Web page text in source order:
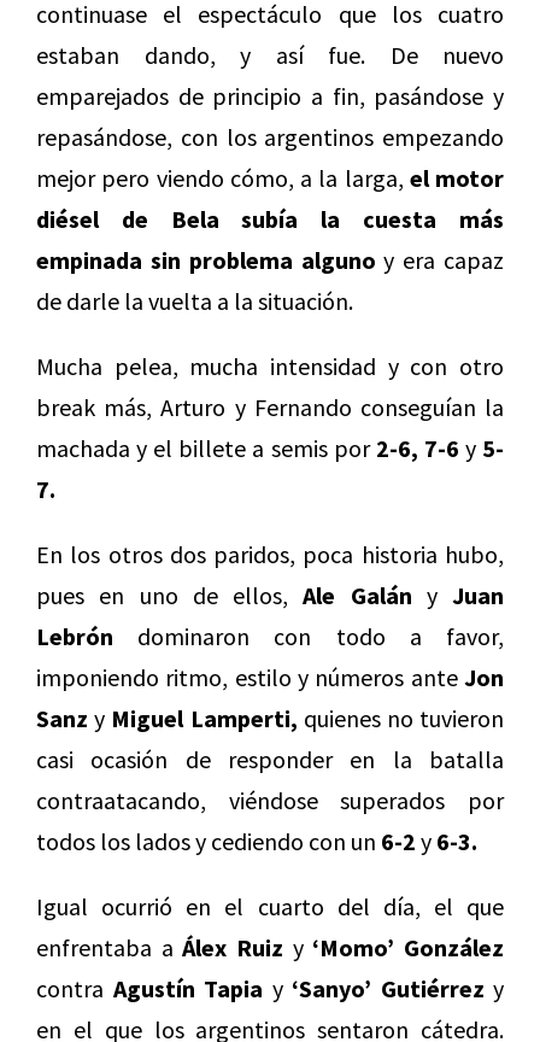
continuase el espectáculo que los cuatro
estaban dando, y así fue. De nuevo
emparejados de principio a fin, pasándose y
repasándose, con los argentinos empezando
mejor pero viendo cómo, a la larga, el motor
diésel de Bela subía la cuesta más
empinada sin problema alguno y era capaz
de darle la vuelta a la situación.
Mucha pelea, mucha intensidad y con otro
break más, Arturo y Fernando conseguían la
machada y el billete a semis por 2-6, 7-6 y 5-
7.
En los otros dos paridos, poca historia hubo,
pues en uno de ellos,Ale Galán y Juan
Lebrón dominaron con todo a favor,
imponiendo ritmo, estilo y números ante Jon
Sanz y Miguel Lamperti, quienes no tuvieron
casi ocasión de responder en la batalla
contraatacando, viéndose superados por
todos los lados y cediendo con un 6-2 y 6-3.
Igual ocurrió en el cuarto del día, el que
enfrentaba aÁlex Ruiz y ‘Momo’ González
contra Agustín Tapia y ‘Sanyo’ Gutiérrez y
en el que los argentinos sentaron cátedra.